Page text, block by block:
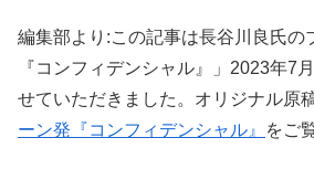
編集部より:この記事は長谷川良氏の
『コンフィデンシャル』」2023年7
せていただきました。オリジナル原
ーン発『コンフィデンシャル』
をご